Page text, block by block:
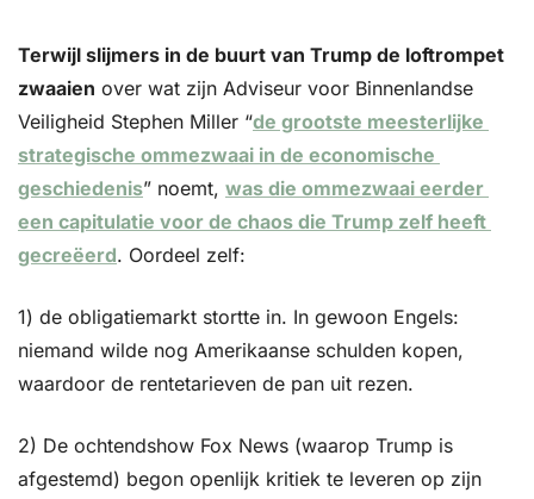
Terwijl slijmers in de buurt van Trump de loftrompet
zwaaien over wat zijn Adviseur voor Binnenlandse
Veiligheid Stephen Miller “de grootste meesterlijke
strategische ommezwaai in de economische
geschiedenis” noemt, was die ommezwaai eerder
een capitulatie voor de chaos die Trump zelf heeft
gecreëerd. Oordeel zelf:
1) de obligatiemarkt stortte in. In gewoon Engels:
niemand wilde nog Amerikaanse schulden kopen,
waardoor de rentetarieven de pan uit rezen.
2) De ochtendshow Fox News (waarop Trump is
afgestemd) begon openlijk kritiek te leveren op zijn